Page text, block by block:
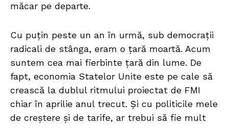
măcar pe departe.
Cu puțin peste un an în urmă, sub democrații
radicali de stânga, eram o țară moartă. Acum
suntem cea mai fierbinte țară din lume. De
fapt, economia Statelor Unite este pe cale să
crească la dublul ritmului proiectat de FMI
chiar în aprilie anul trecut. Și cu politicile mele
de creștere și de tarife, ar trebui să fie mult